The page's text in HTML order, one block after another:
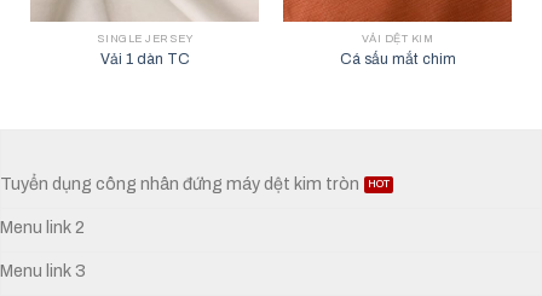
SINGLE JERSEY
Vải 1 dàn TC
VẢI DỆT KIM
Cá sấu mắt chim
Tuyển dụng công nhân đứng máy dệt kim tròn
Menu link 2
Menu link 3